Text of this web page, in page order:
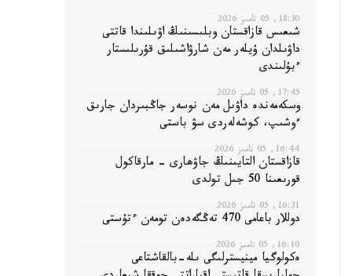
18:30, 05 تامىز 2026
شىعىس قازاقستان وبلىسىنىڭ اۋىلىندا قاتتى
داۋىلدان ۇيلەر مەن شارۋاشىلىق قۇرىلىستار
ءبۇلىندى
17:45, 05 تامىز 2026
وسكەمەندە داۋىل مەن نوسەر جاڭبىردان جارىق
ءوشىپ، كوشەلەردى سۋ باستى
16:44, 05 تامىز 2026
قازاقستان التايىنىڭ جاۋھارى - مارقاكول
قورىعىنا 50 جىل تولدى
16:31, 05 تامىز 2026
دوللار باعامى 470 تەڭگەدەن تومەن ءتۇستى
16:10, 05 تامىز 2026
ەكولوگيا مينيسترلىگى ىلە-بالقاشتاعى